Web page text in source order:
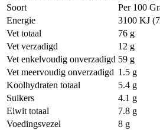
Soort
Per 100
Energie
3100 KJ
Vet totaal
76 g
Vet verzadigd
12 g
Vet enkelvoudig onverzadigd 59 g
Vet meervoudig onverzadigd 1.5 g
Koolhydraten totaal
5.4 g
Suikers
4.1 g
Eiwit totaal
7.8 g
Voedingsvezel
8 g